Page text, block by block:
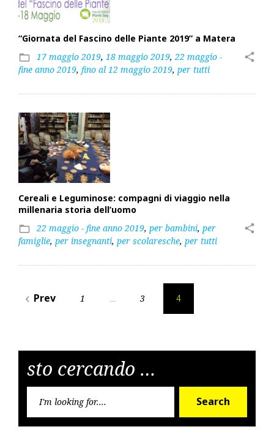
“Giornata del Fascino delle Piante 2019” a Matera
folder_open 17 maggio 2019, 18 maggio 2019,22 maggio -
fine anno 2019, fino al 12 maggio 2019, per tutti
share
Cereali e Leguminose: compagni di viaggio nella
millenaria storia dell’uomo
folder_open 22 maggio - fine anno 2019, per bambini, per
famiglie, per insegnanti, per scolaresche, per tutti
share
Posts
navigate_before Prev 1 3 4
sto cercando …
Search